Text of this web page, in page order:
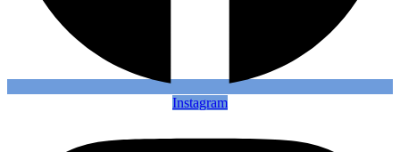
Instagram